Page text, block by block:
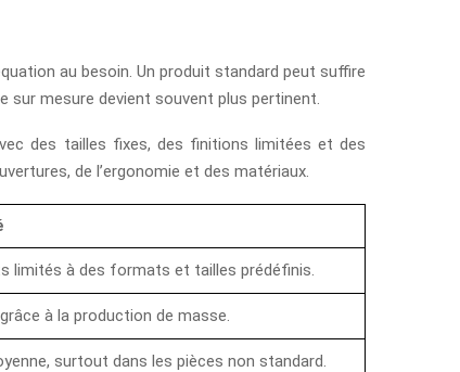
au besoin. Un produit standard peut suffire
sur mesure devient souvent plus pertinent.
des tailles fixes, des finitions limitées et des
de l’ergonomie et des matériaux.
limités à des formats et tailles prédéfinis.
à la production de masse.
surtout dans les pièces non standard.